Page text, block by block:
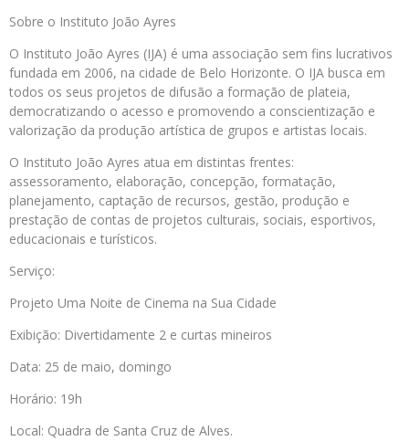
Sobre o Instituto João Ayres
O Instituto João Ayres (IJA) é uma associação sem fins lucrativos
fundada em 2006, na cidade de Belo Horizonte. O IJA busca em
todos os seus projetos de difusão a formação de plateia,
democratizando o acesso e promovendo a conscientização e
valorização da produção artística de grupos e artistas locais.
O Instituto João Ayres atua em distintas frentes:
assessoramento, elaboração, concepção, formatação,
planejamento, captação de recursos, gestão, produção e
prestação de contas de projetos culturais, sociais, esportivos,
educacionais e turísticos.
Serviço:
Projeto Uma Noite de Cinema na Sua Cidade
Exibição: Divertidamente 2 e curtas mineiros
Data: 25 de maio, domingo
Horário: 19h
Local: Quadra de Santa Cruz de Alves.